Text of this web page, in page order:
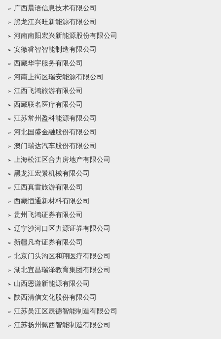
广西晨语信息技术有限公司
黑龙江兴旺新能源有限公司
河南南阳宏兴新能源股份有限公司
安徽睿智智能制造有限公司
西藏华宇服务有限公司
河南上街区瑞安能源有限公司
江西飞鸿旅游有限公司
西藏联名医疗有限公司
江苏常州盈科能源有限公司
河北国盛金融股份有限公司
澳门瑞达汽车股份有限公司
上海松江区合力房地产有限公司
黑龙江宏景机械有限公司
江西真雷旅游有限公司
西藏恒通新材料有限公司
贵州飞鸿证券有限公司
辽宁沙河口区力源证券有限公司
新疆凡奇证券有限公司
北京门头沟区和翔医疗有限公司
湖北宜昌瑞泽教育集团有限公司
山西恩谦新能源有限公司
陕西清信文化股份有限公司
江苏吴江区辰德智能制造有限公司
江苏扬州佩西智能制造有限公司